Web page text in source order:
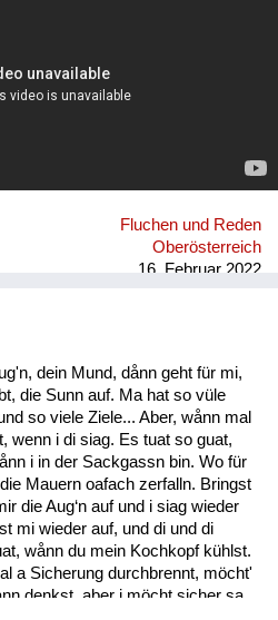
Fluchen und Reden
Oberösterreich
16. Februar 2022
dein Mund, dånn geht für mi,
die Sunn auf. Ma hat so vüle
so viele Ziele... Aber, wånn mal
wenn i di siag. Es tuat so guat,
i in der Sackgassn bin. Wo für
Mauern oafach zerfalln. Bringst
die Aug‘n auf und i siag wieder
mi wieder auf, und di und di
wånn du mein Kochkopf kühlst.
a Sicherung durchbrennt, möcht'
denkst, aber i möcht sicher sa,